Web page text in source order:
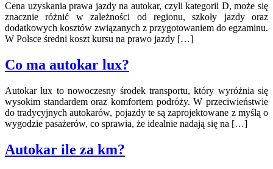
Cena uzyskania prawa jazdy na autokar, czyli kategorii D, może się
znacznie różnić w zależności od regionu, szkoły jazdy oraz
dodatkowych kosztów związanych z przygotowaniem do egzaminu.
W Polsce średni koszt kursu na prawo jazdy […]
Co ma autokar lux?
Autokar lux to nowoczesny środek transportu, który wyróżnia się
wysokim standardem oraz komfortem podróży. W przeciwieństwie
do tradycyjnych autokarów, pojazdy te są zaprojektowane z myślą o
wygodzie pasażerów, co sprawia, że idealnie nadają się na […]
Autokar ile za km?